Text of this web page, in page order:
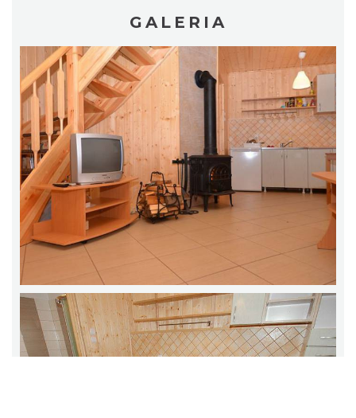
GALERIA